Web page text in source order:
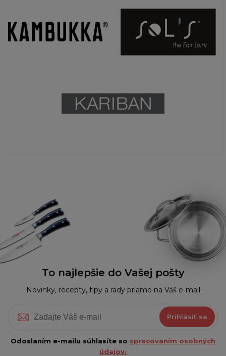
To najlepšie do Vašej pošty
Novinky, recepty, tipy a rady priamo na Váš e-mail
Prihlásiť sa
Odoslaním e-mailu súhlasíte so spracovaním osobných
údajov.